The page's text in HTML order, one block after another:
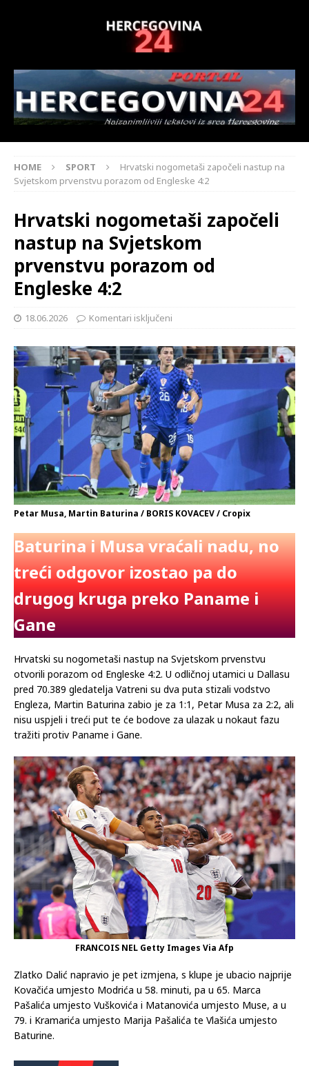
HOME SPORT
Hrvatski nogometaši započeli nastup na
Svjetskom prvenstvu porazom od Engleske 4:2
Hrvatski nogometaši započeli
nastup na Svjetskom
prvenstvu porazom od
Engleske 4:2
18.06.2026 Komentari isključeni
Petar Musa, Martin Baturina / BORIS KOVACEV / Cropix
Baturina i Musa vraćali nadu, no
treći odgovor izostao pa do
drugog kruga preko Paname i
Gane
Hrvatski su nogometaši nastup na Svjetskom prvenstvu
otvorili porazom od Engleske 4:2. U odličnoj utamici u Dallasu
pred 70.389 gledatelja Vatreni su dva puta stizali vodstvo
Engleza, Martin Baturina zabio je za 1:1, Petar Musa za 2:2, ali
nisu uspjeli i treći put te će bodove za ulazak u nokaut fazu
tražiti protiv Paname i Gane.
FRANCOIS NEL Getty Images Via Afp
Zlatko Dalić napravio je pet izmjena, s klupe je ubacio najprije
Kovačića umjesto Modrića u 58. minuti, pa u 65. Marca
Pašalića umjesto Vuškovića i Matanovića umjesto Muse, a u
79. i Kramarića umjesto Marija Pašalića te Vlašića umjesto
Baturine.